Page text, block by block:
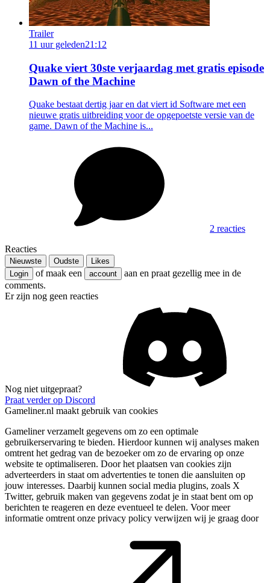
Trailer
11 uur geleden21:12
Quake viert 30ste verjaardag met gratis episode
Dawn of the Machine
Quake bestaat dertig jaar en dat viert id Software met een
nieuwe gratis uitbreiding voor de opgepoetste versie van de
game. Dawn of the Machine is...
2 reacties
Reacties
Nieuwste Oudste
Likes
Login
of maak een account
aan en praat gezellig mee in de
comments.
Er zijn nog geen reacties
Nog niet uitgepraat?
Praat verder op Discord
Gameliner.nl maakt gebruik van cookies
Gameliner verzamelt gegevens om zo een optimale
gebruikerservaring te bieden. Hierdoor kunnen wij analyses maken
omtrent het gedrag van de bezoeker om zo de ervaring op onze
website te optimaliseren. Door het plaatsen van cookies zijn
adverteerders in staat om advertenties te tonen die aansluiten op
jouw interesses. Daarbij kunnen social media plugins, zoals X
Twitter, gebruik maken van gegevens zodat je in staat bent om op
berichten te reageren en deze eventueel te delen. Voor meer
informatie omtrent onze privacy policy verwijzen wij je graag door